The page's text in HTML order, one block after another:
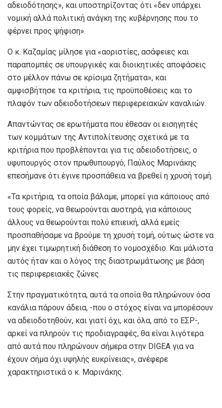
αδειοδότησης», και υποστηρίζοντας ότι «δεν υπάρχει
νομική αλλά πολιτική ανάγκη της κυβέρνησης που το
φέρνει προς ψήφιση».
Ο κ. Καζαμίας μίλησε για «αοριστίες, ασάφειες και
παραπομπές σε υπουργικές και διοικητικές αποφάσεις
στο μέλλον πάνω σε κρίσιμα ζητήματα», και
αμφισβήτησε τα κριτήρια, τις προϋποθέσεις και το
πλαφόν των αδειοδοτήσεων περιφερειακών καναλιών.
Απαντώντας σε ερωτήματα που έθεσαν οι εισηγητές
των κομμάτων της Αντιπολίτευσης σχετικά με τα
κριτήρια που προβλέπονται για τις αδειοδοτήσεις, ο
υφυπουργός στον πρωθυπουργό, Παύλος Μαρινάκης
επεσήμανε ότι έγινε προσπάθεια να βρεθεί η χρυσή τομή.
«Τα κριτήρια, τα οποία βάλαμε, μπορεί για κάποιους από
τους φορείς, να θεωρούνται αυστηρά, για κάποιους
άλλους να θεωρούνται πολύ επιεική, αλλά εμείς
προσπαθήσαμε να βρούμε τη χρυσή τομή, ούτως ώστε να
μην έχει τιμωρητική διάθεση το νομοσχέδιο. Και μάλιστα
αυτός ήταν και ο λόγος της διαστρωμάτωσης με βάση
τις περιφερειακές ζώνες.
Στην πραγματικότητα, αυτά τα οποία θα πληρώνουν όσα
κανάλια πάρουν άδεια, -που ο στόχος είναι να μπορέσουν
να αδειοδοτηθούν, και γιατί όχι, και όλα, από το ΕΣΡ-,
αρκεί να πληρούν τις προδιαγραφές, θα είναι λιγότερα
από αυτά που πληρώνουν σήμερα στην DIGEA για να
έχουν σήμα όχι υψηλής ευκρίνειας», ανέφερε
χαρακτηριστικά ο κ. Μαρινάκης.